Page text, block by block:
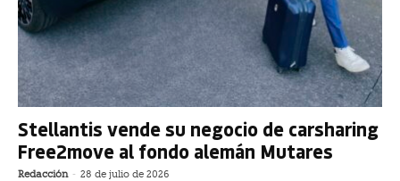
Stellantis vende su negocio de carsharing
Free2move al fondo alemán Mutares
Redacción - 28 de julio de 2026